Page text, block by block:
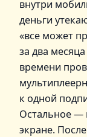
внутри
деньги
«все может
за два
времени
к одной
Остальное —
экране.